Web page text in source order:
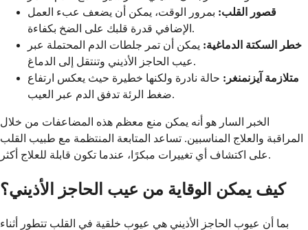
قصور القلب: بمرور الوقت، يمكن أن يضعف عبء العمل
الإضافي قدرة قلبك على الضخ بكفاءة.
خطر السكتة الدماغية: يمكن أن تمر جلطات الدم المحتملة عبر
عيب الحاجز الأذيني وتنتقل إلى الدماغ.
متلازمة آيزنمنغر: حالة نادرة ولكنها خطيرة حيث يعكس ارتفاع
ضغط الرئة تدفق الدم عبر العيب.
الخبر السار هو أنه يمكن منع معظم هذه المضاعفات من خلال
المراقبة والعلاج المناسبين. تساعد المتابعة المنتظمة مع طبيب القلب
على اكتشاف أي تغييرات مبكرًا، عندما تكون قابلة للعلاج أكثر.
كيف يمكن الوقاية من عيب الحاجز الأذيني؟
بما أن عيوب الحاجز الأذيني هي عيوب خلقية في القلب تتطور أثناء